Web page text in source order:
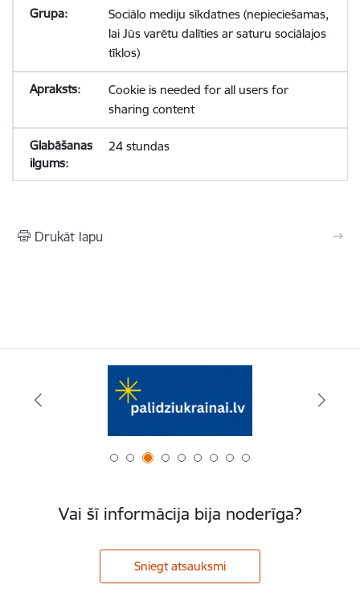
Sociālo mediju sīkdatnes (nepieciešamas,
lai Jūs varētu dalīties ar saturu sociālajos
tīklos)
Cookie is needed for all users for
sharing content
24 stundas
Drukāt lapu
Vai šī informācija bija noderīga?
Sniegt atsauksmi